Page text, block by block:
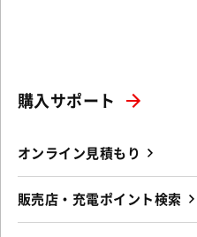
購入サポート
オンライン見積もり
販売店・充電ポイント検索